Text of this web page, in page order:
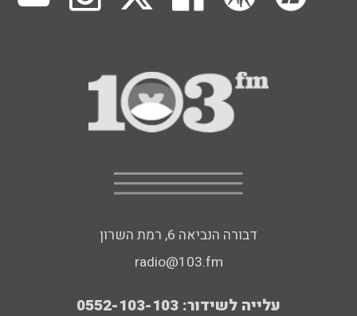
דבורה הנביאה 6, רמת השרון
radio@103.fm
עלייה לשידור: 0552-103-103